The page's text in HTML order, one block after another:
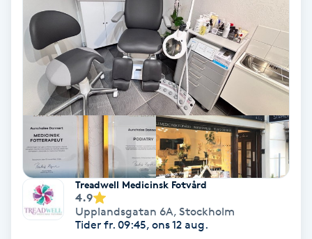
Hårborttagning
Hårbottenbehandling
Hårförlängning
Hårvård
Hälsa
Treadwell Medicinsk Fotvård
4.9
Upplandsgatan 6A, Stockholm
Tider fr. 09:45, ons 12 aug.